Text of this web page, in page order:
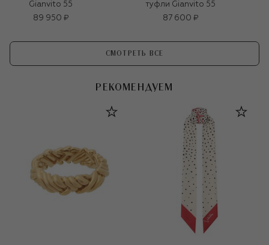
Gianvito 55
89 950 ₽
туфли Gianvito 55
87 600 ₽
СМОТРЕТЬ ВСЕ
РЕКОМЕНДУЕМ